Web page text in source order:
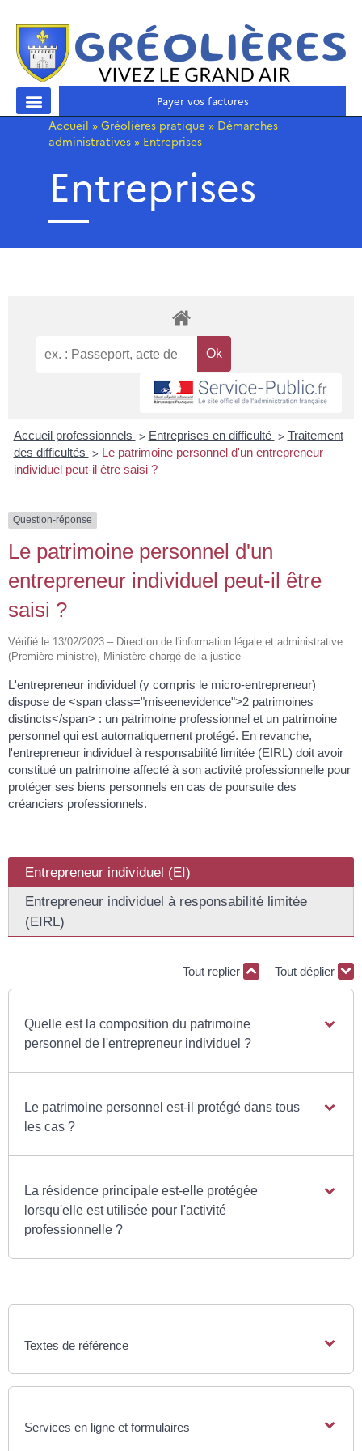
Payer vos factures
Accueil » Gréolières pratique » Démarches
administratives » Entreprises
Entreprises
Accueil professionnels > Entreprises en difficulté > Traitement
des difficultés > Le patrimoine personnel d'un entrepreneur
individuel peut-il être saisi ?
Question-réponse
Le patrimoine personnel d'un
entrepreneur individuel peut-il être
saisi ?
Vérifié le 13/02/2023 – Direction de l'information légale et administrative
(Première ministre), Ministère chargé de la justice
L'entrepreneur individuel (y compris le micro-entrepreneur)
dispose de <span class="miseenevidence">2 patrimoines
distincts</span> : un patrimoine professionnel et un patrimoine
personnel qui est automatiquement protégé. En revanche,
l'entrepreneur individuel à responsabilité limitée (EIRL) doit avoir
constitué un patrimoine affecté à son activité professionnelle pour
protéger ses biens personnels en cas de poursuite des
créanciers professionnels.
Entrepreneur individuel (EI)
Entrepreneur individuel à responsabilité limitée
(EIRL)
Tout replier Tout déplier
Quelle est la composition du patrimoine
personnel de l'entrepreneur individuel ?
Le patrimoine personnel est-il protégé dans tous
les cas ?
La résidence principale est-elle protégée
lorsqu'elle est utilisée pour l'activité
professionnelle ?
Textes de référence
Services en ligne et formulaires